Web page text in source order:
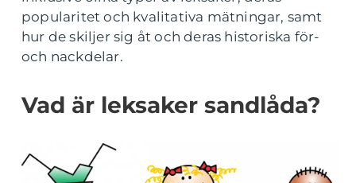
popularitet och kvalitativa mätningar, samt
hur de skiljer sig åt och deras historiska för-
och nackdelar.
Vad är leksaker sandlåda?